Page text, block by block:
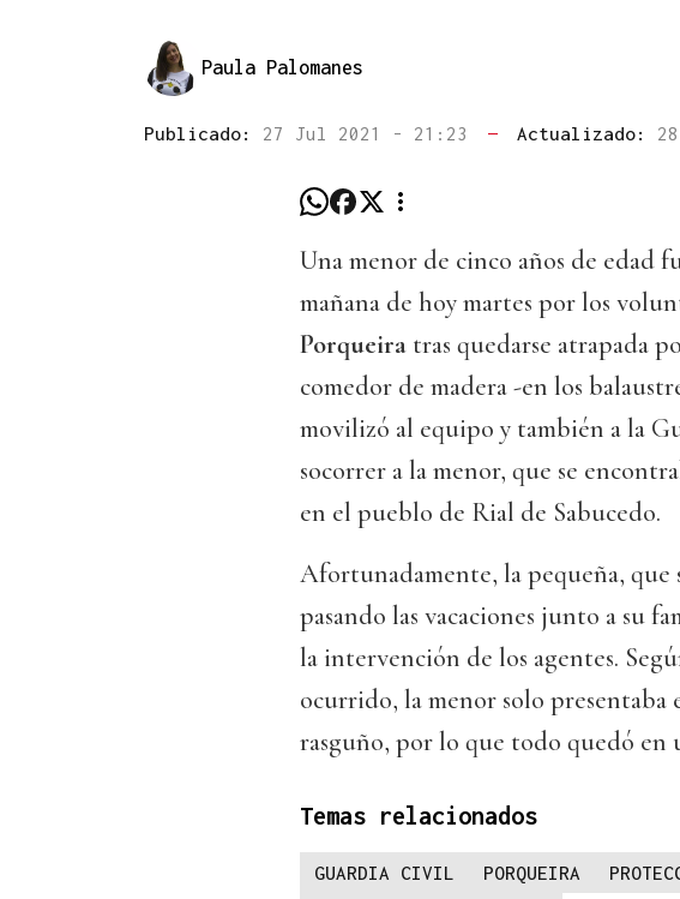
Paula Palomanes
Publicado: 27 Jul 2021 - 21:23 — Actualizado:
Una menor de cinco años de edad
mañana de hoy martes por los
Porqueira tras quedarse atrapada
comedor de madera -en los
movilizó al equipo y también a la
socorrer a la menor, que se
en el pueblo de Rial de Sabucedo.
Afortunadamente, la pequeña, que
pasando las vacaciones junto a su
la intervención de los agentes.
ocurrido, la menor solo
rasguño, por lo que todo quedó en
Temas relacionados
GUARDIA CIVIL PORQUEIRA